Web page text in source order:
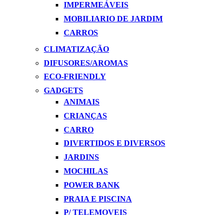
IMPERMEÁVEIS
MOBILIARIO DE JARDIM
CARROS
CLIMATIZAÇÃO
DIFUSORES/AROMAS
ECO-FRIENDLY
GADGETS
ANIMAIS
CRIANÇAS
CARRO
DIVERTIDOS E DIVERSOS
JARDINS
MOCHILAS
POWER BANK
PRAIA E PISCINA
P/ TELEMOVEIS